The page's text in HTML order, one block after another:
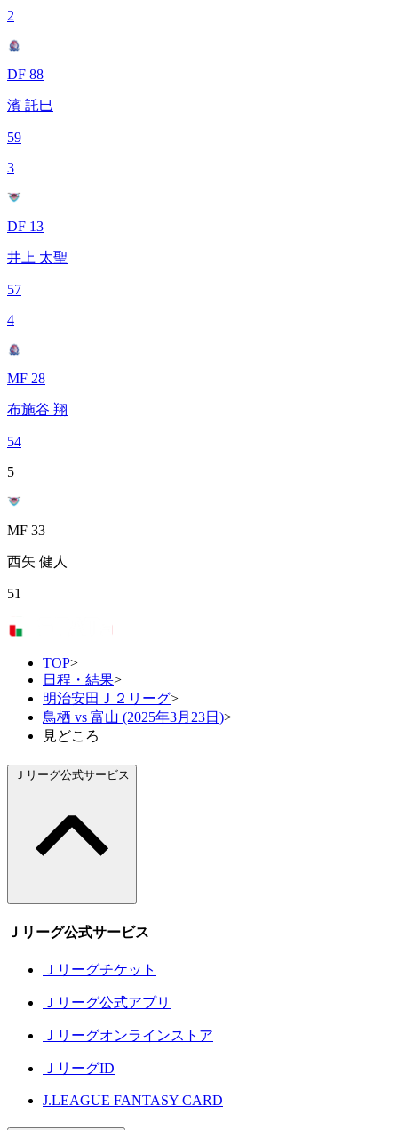
2
DF 88
濱 託巳
59
3
DF 13
井上 太聖
57
4
MF 28
布施谷 翔
54
5
MF 33
西矢 健人
51
TOP>
日程・結果>
明治安田Ｊ２リーグ>
鳥栖 vs 富山 (2025年3月23日)>
見どころ
Ｊリーグ公式サービス
Ｊリーグ公式サービス
Ｊリーグチケット
Ｊリーグ公式アプリ
Ｊリーグオンラインストア
ＪリーグID
J.LEAGUE FANTASY CARD